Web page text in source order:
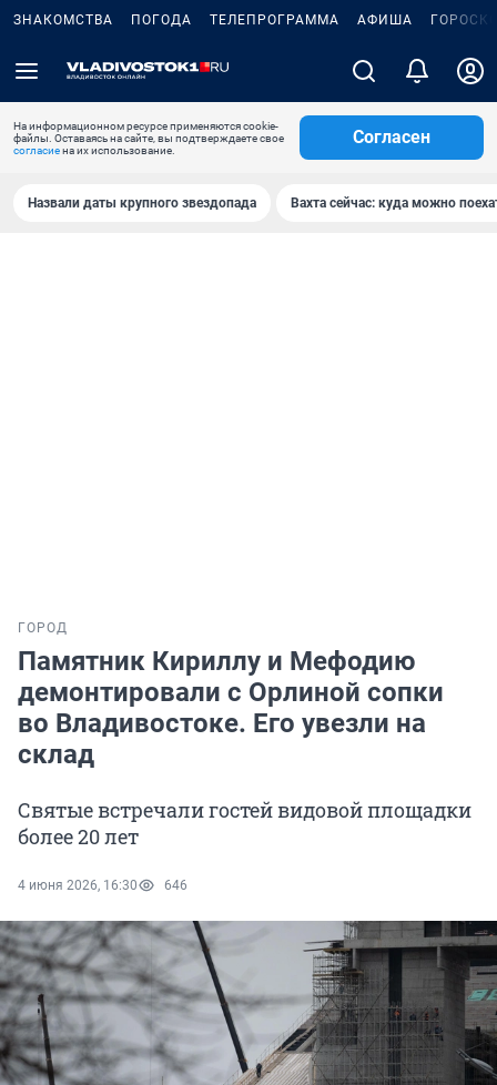
ЗНАКОМСТВА ПОГОДА ТЕЛЕПРОГРАММА АФИША
На информационном ресурсе применяются cookie-
файлы. Оставаясь на сайте, вы подтверждаете свое
согласиена их использование.
Согласен
Назвали даты крупного звездопада Вахта сейчас: куда можно
ГОРОД
Памятник Кириллу и Мефодию
демонтировали с Орлиной сопки
во Владивостоке. Его увезли на
склад
Святые встречали гостей видовой площадки
более 20 лет
4 июня 2026, 16:30 646